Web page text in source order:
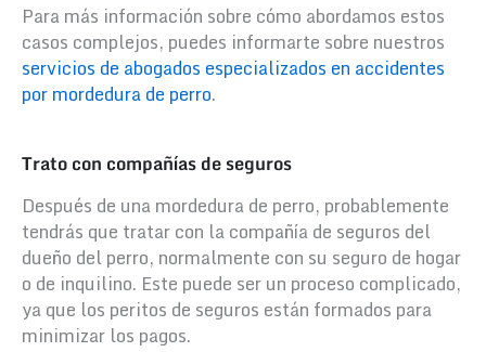
Para más información sobre cómo abordamos estos
casos complejos, puedes informarte sobre nuestros
servicios de abogados especializados en accidentes
por mordedura de perro.
Trato con compañías de seguros
Después de una mordedura de perro, probablemente
tendrás que tratar con la compañía de seguros del
dueño del perro, normalmente con su seguro de hogar
o de inquilino. Este puede ser un proceso complicado,
ya que los peritos de seguros están formados para
minimizar los pagos.